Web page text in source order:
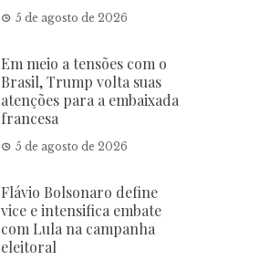
5 de agosto de 2026
Em meio a tensões com o
Brasil, Trump volta suas
atenções para a embaixada
francesa
5 de agosto de 2026
Flávio Bolsonaro define
vice e intensifica embate
com Lula na campanha
eleitoral